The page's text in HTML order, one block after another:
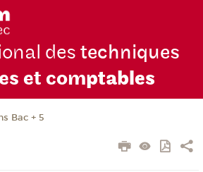
destechniques
et comptables
Bac + 5